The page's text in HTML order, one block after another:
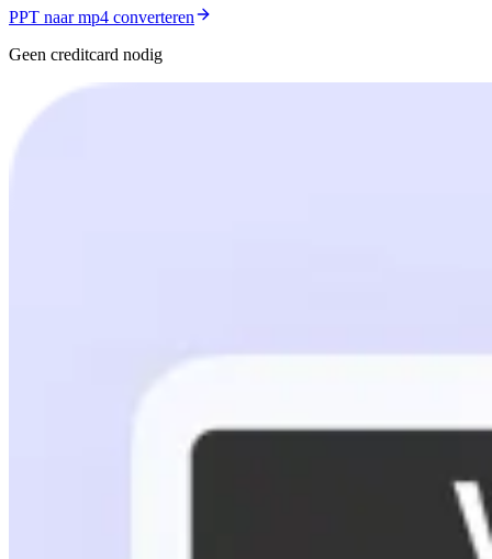
PPT naar mp4 converteren
Geen creditcard nodig